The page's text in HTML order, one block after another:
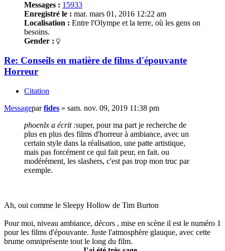
Messages : 15933
Enregistré le : mar. mars 01, 2016 12:22 am
Localisation : Entre l'Olympe et la terre, où les gens on
besoins.
Gender :
Re: Conseils en matière de films d'épouvante
Horreur
Citation
Messageparfides » sam. nov. 09, 2019 11:38 pm
phoenlx a écrit :super, pour ma part je recherche de
plus en plus des films d'horreur à ambiance, avec un
certain style dans la réalisation, une patte artistique,
mais pas forcément ce qui fait peur, en fait. ou
modérément, les slashers, c'est pas trop mon truc par
exemple.
Ah, oui comme le Sleepy Hollow de Tim Burton
Pour moi, niveau ambiance, décors , mise en scène il est le numéro 1
pour les films d'épouvante. Juste l'atmosphère glauque, avec cette
brume omniprésente tout le long du film.